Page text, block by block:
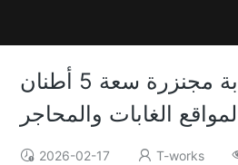
اختيار شاحنة قلابة مجنزرة سعة 5 أطنان
لمواقع الغابات والمحاجر
2026-02-17 T-works